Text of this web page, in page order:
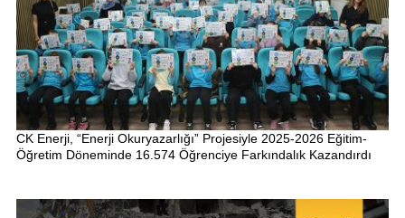
CK Enerji, “Enerji Okuryazarlığı” Projesiyle 2025-2026 Eğitim-
Öğretim Döneminde 16.574 Öğrenciye Farkındalık Kazandırdı